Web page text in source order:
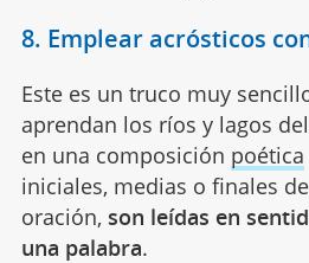
8. Emplear acrósticos
Este es un truco muy
aprendan los ríos y lagos
en una composición poética
iniciales, medias o finales
oración, son leídas en
una palabra.